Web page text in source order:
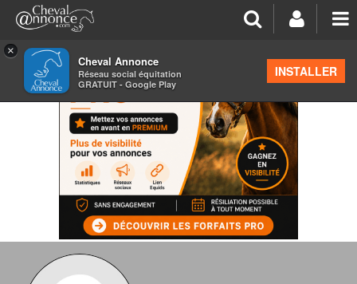
×
Cheval Annonce
Réseau social équitation
GRATUIT - Google Play
INSTALLER